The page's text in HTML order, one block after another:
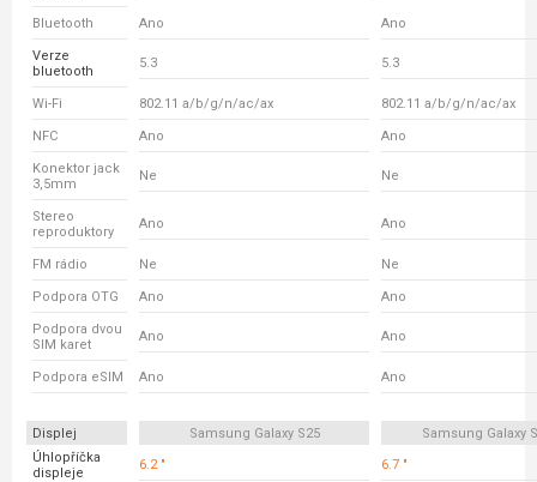
Bluetooth Ano Ano
Verze
bluetooth
5.3 5.3
Wi-Fi 802.11 a/b/g/n/ac/ax 802.11 a/b/g/n/ac/ax
NFC Ano Ano
Konektor jack
3,5mm
Ne Ne
Stereo
reproduktory
Ano Ano
FM rádio Ne Ne
Podpora OTG Ano Ano
Podpora dvou
SIM karet
Ano Ano
Podpora eSIM Ano Ano
Displej Samsung Galaxy S25
Samsung Galaxy
Úhlopříčka
displeje
6.2 " 6.7 "